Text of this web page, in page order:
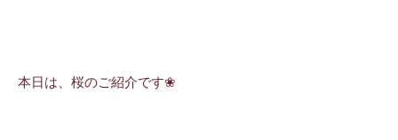
本日は、桜のご紹介です❀